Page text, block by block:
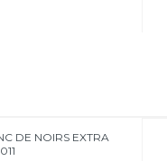
DE NOIRS EXTRA